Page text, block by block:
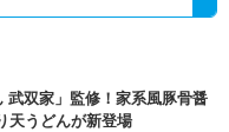
武双家」監修！家系風豚骨醤
天うどんが新登場